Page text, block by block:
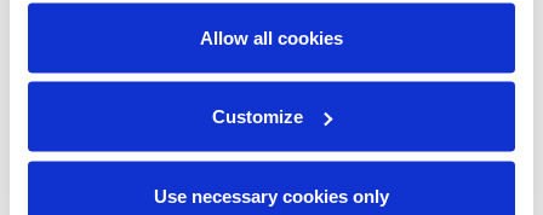
Allow all cookies
Customize
Use necessary cookies only
redução de custos na empresa? Ainda tem dúvidas?
Entreem contatoe comprove todas as vantagens.